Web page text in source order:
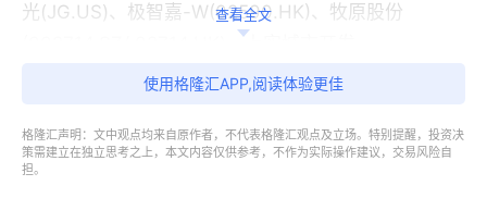
光(JG.US)、极智嘉-W(02590.HK)、牧原股份
(00563.HK)、星盛商业(06668.HK)、新奥能源
坚科技(002779.SZ)
查看全文
使用格隆汇APP,阅读体验更佳
格隆汇声明：文中观点均来自原作者，不代表格隆汇观点及立场。特别提醒，投资决
策需建立在独立思考之上，本文内容仅供参考，不作为实际操作建议，交易风险自
担。